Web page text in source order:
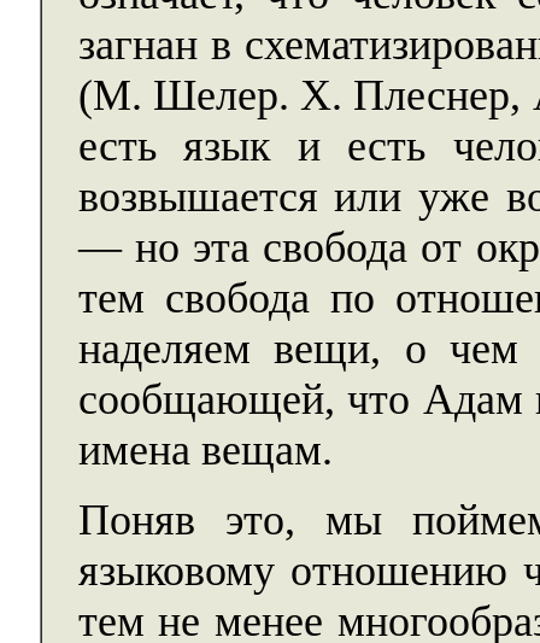
загнан в
(М. Шелер. X. Плеснер,
есть язык и есть
возвышается или уже
— но эта свобода от
тем свобода по
наделяем вещи, о чем
сообщающей, что Адам
имена вещам.
Поняв это, мы
языковому отношению
тем не менее